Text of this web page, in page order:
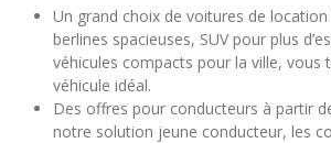
Un grand choix de voitures de location
berlines spacieuses, SUV pour plus
véhicules compacts pour la ville, vous
véhicule idéal.
Des offres pour conducteurs à partir
notre solution jeune conducteur, les